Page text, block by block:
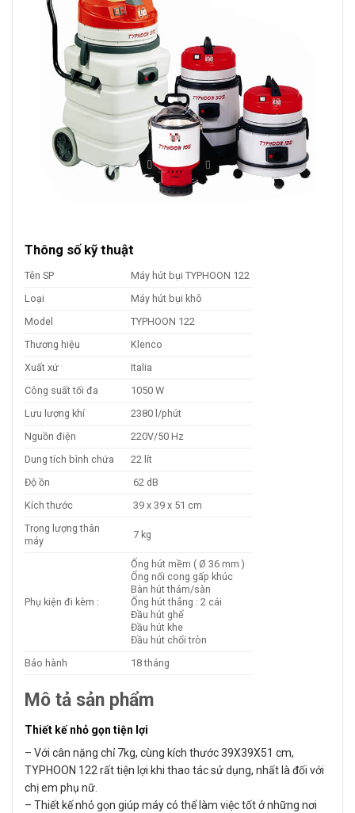
Thông số kỹ thuật
Tên SP
Máy hút bụi TYPHOON 122
Loại
Máy hút bụi khô
Model
TYPHOON 122
Thương hiệu
Klenco
Xuất xứ
Italia
Công suất tối đa
1050 W
Lưu lượng khí
2380 l/phút
Nguồn điện
220V/50 Hz
Dung tích bình chứa
22 lít
Độ ồn
62 dB
Kích thước
39 x 39 x 51 cm
Trọng lượng thân
máy
7 kg
Phụ kiện đi kèm :
Ống hút mềm ( Ø 36 mm )
Ống nối cong gấp khúc
Bàn hút thảm/sàn
Ống hút thẳng : 2 cái
Đầu hút ghế
Đầu hút khe
Đầu hút chổi tròn
Bảo hành
18 tháng
Mô tả sản phẩm
Thiết kế nhỏ gọn tiện lợi
– Với cân nặng chỉ 7kg, cùng kích thước 39X39X51 cm,
TYPHOON 122 rất tiện lợi khi thao tác sử dụng, nhất là đối với
chị em phụ nữ.
– Thiết kế nhỏ gọn giúp máy có thể làm việc tốt ở những nơi